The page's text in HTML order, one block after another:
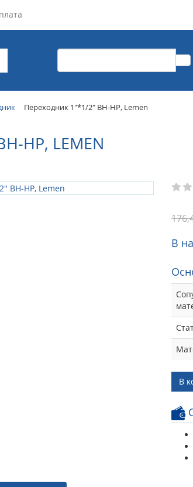
Переходник 1"*1/2" ВН-НР, Lemen
НР, LEMEN
В
В